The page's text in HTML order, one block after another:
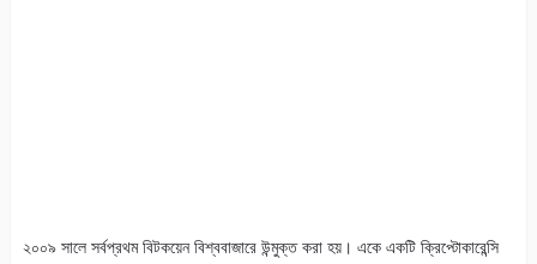
২০০৯ সালে সর্বপ্রথম বিটকয়েন বিশ্ববাজারে উন্মুক্ত করা হয়। একে একটি ক্রিপ্টোকারেন্সি